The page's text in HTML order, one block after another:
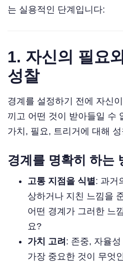
는 실용적인 단계입니다:
1. 자신의 필요
성찰
경계를 설정하기 전에 자신
끼고 어떤 것이 받아들일 수
가치, 필요, 트리거에 대해
경계를 명확히 하는
고통 지점을 식별: 과거
상하거나 지친 느낌을
어떤 경계가 그러한 느
요?
가치 고려 : 존중, 자율성
가장 중요한 것이 무엇